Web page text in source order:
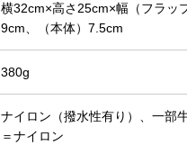
横32cm×高さ25cm×幅（フラッ
9cm、（本体）7.5cm
380g
ナイロン（撥水性有り）、一部
＝ナイロン